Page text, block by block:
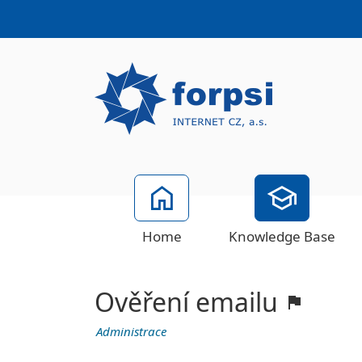
Home Knowledge Base
Ověření emailu
Administrace